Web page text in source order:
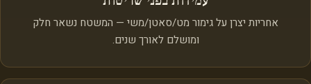
אחריות יצרן על גימור מט/סאטן/משי — המשטח נשאר חלק
ומושלם לאורך שנים.